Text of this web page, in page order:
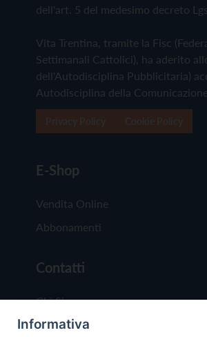
dell'art. 5 del medesimo decreto
Vita Trentina, tramite la Fisc
Settimanali Cattolici), ha aderito
dell'Autodisciplina Pubblicitaria)
Autodisciplina della
E-Shop
Vendita Online
Abbonamenti
Contatti
Chi Siamo
Redazione
Informativa